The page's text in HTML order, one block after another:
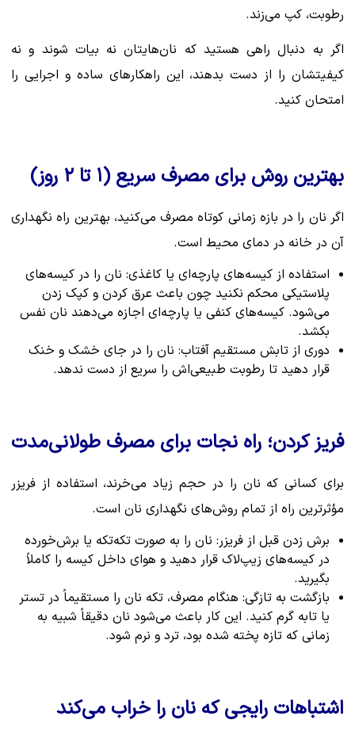
رطوبت، کپ می‌زند.
اگر به دنبال راهی هستید که نان‌هایتان نه بیات شوند و نه
کیفیتشان را از دست بدهند، این راهکارهای ساده و اجرایی را
امتحان کنید.
بهترین روش برای مصرف سریع (۱ تا ۲ روز)
اگر نان را در بازه زمانی کوتاه مصرف می‌کنید، بهترین راه نگهداری
آن در خانه در دمای محیط است.
استفاده از کیسه‌های پارچه‌ای یا کاغذی: نان را در کیسه‌های
پلاستیکی محکم نکنید چون باعث عرق کردن و کپک زدن
می‌شود. کیسه‌های کنفی یا پارچه‌ای اجازه می‌دهند نان نفس
بکشد.
دوری از تابش مستقیم آفتاب: نان را در جای خشک و خنک
قرار دهید تا رطوبت طبیعی‌اش را سریع از دست ندهد.
فریز کردن؛ راه نجات برای مصرف طولانی‌مدت
برای کسانی که نان را در حجم زیاد می‌خرند، استفاده از فریزر
مؤثرترین راه از تمام روش‌های نگهداری نان است.
برش زدن قبل از فریزر: نان را به صورت تکه‌تکه یا برش‌خورده
در کیسه‌های زیپ‌لاک قرار دهید و هوای داخل کیسه را کاملاً
بگیرید.
بازگشت به تازگی: هنگام مصرف، تکه نان را مستقیماً در تستر
یا تابه گرم کنید. این کار باعث می‌شود نان دقیقاً شبیه به
زمانی که تازه پخته شده بود، ترد و نرم شود.
اشتباهات رایجی که نان را خراب می‌کند